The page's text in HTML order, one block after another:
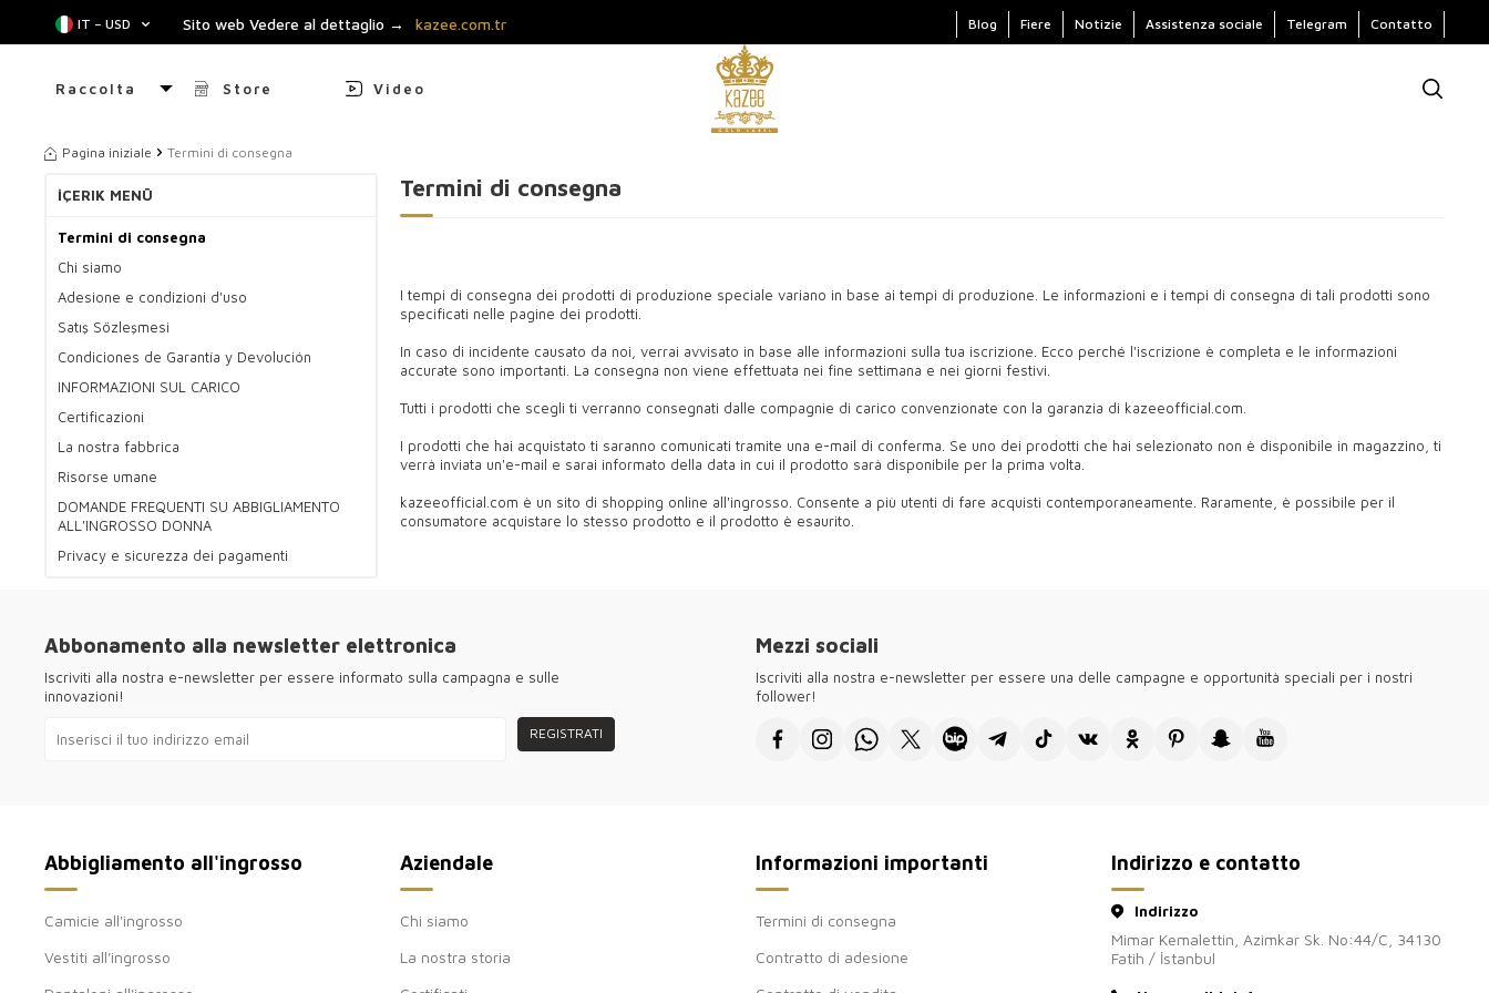
IT − USD Sito web Vedere al dettaglio → kazee.com.tr Blog Fiere Notizie Assistenza sociale Telegram Contatto
Raccolta Store Video
Pagina iniziale Termini di consegna
İÇERIK MENÜ
Termini di consegna
Chi siamo
Adesione e condizioni d'uso
Satış Sözleşmesi
Condiciones de Garantía y Devolución
INFORMAZIONI SUL CARICO
Certificazioni
La nostra fabbrica
Risorse umane
DOMANDE FREQUENTI SU ABBIGLIAMENTO
ALL'INGROSSO DONNA
Privacy e sicurezza dei pagamenti
Termini di consegna
I tempi di consegna dei prodotti di produzione speciale variano in base ai tempi di produzione. Le informazioni e i tempi di consegna di tali prodotti sono
specificati nelle pagine dei prodotti.
In caso di incidente causato da noi, verrai avvisato in base alle informazioni sulla tua iscrizione. Ecco perché l'iscrizione è completa e le informazioni
accurate sono importanti. La consegna non viene effettuata nei fine settimana e nei giorni festivi.
Tutti i prodotti che scegli ti verranno consegnati dalle compagnie di carico convenzionate con la garanzia di kazeeofficial.com.
I prodotti che hai acquistato ti saranno comunicati tramite una e-mail di conferma. Se uno dei prodotti che hai selezionato non è disponibile in magazzino, ti
verrà inviata un'e-mail e sarai informato della data in cui il prodotto sarà disponibile per la prima volta.
kazeeofficial.com è un sito di shopping online all'ingrosso. Consente a più utenti di fare acquisti contemporaneamente. Raramente, è possibile per il
consumatore acquistare lo stesso prodotto e il prodotto è esaurito.
Abbonamento alla newsletter elettronica
Iscriviti alla nostra e-newsletter per essere informato sulla campagna e sulle
innovazioni!
REGISTRATI
Mezzi sociali
Iscriviti alla nostra e-newsletter per essere una delle campagne e opportunità speciali per i nostri
follower!
Abbigliamento all'ingrosso
Camicie all'ingrosso
Vestiti all'ingrosso
Aziendale
Chi siamo
La nostra storia
Informazioni importanti
Termini di consegna
Contratto di adesione
Indirizzo e contatto
Indirizzo
Mimar Kemalettin, Azimkar Sk. No:44/C, 34130
Fatih / İstanbul